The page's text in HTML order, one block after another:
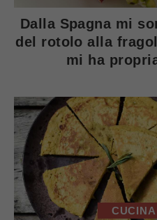
Dalla Spagna mi
del rotolo alla
mi ha